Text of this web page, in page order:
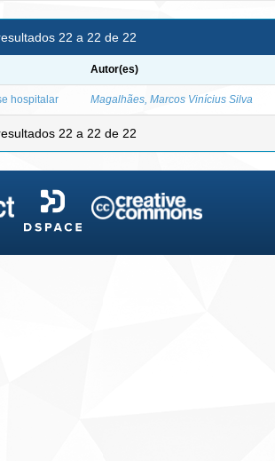
22 a 22 de 22
Autor(es)
hospitalar Magalhães, Marcos Vinícius Silva
22 a 22 de 22